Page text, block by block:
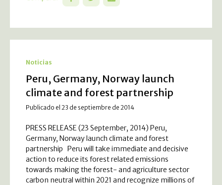
Noticias
Peru, Germany, Norway launch
climate and forest partnership
Publicado el 23 de septiembre de 2014
PRESS RELEASE (23 September, 2014) Peru,
Germany, Norway launch climate and forest
partnership Peru will take immediate and decisive
action to reduce its forest related emissions
towards making the forest- and agriculture sector
carbon neutral within 2021 and recognize millions of